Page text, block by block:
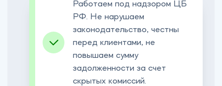
Работаем под надзором ЦБ
РФ. Не нарушаем
законодательство, честны
перед клиентами, не
повышаем сумму
задолженности за счет
скрытых комиссий.